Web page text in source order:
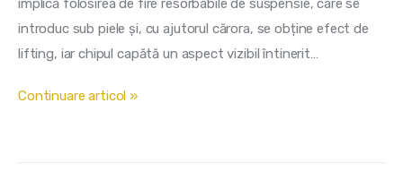
implică folosirea de fire resorbabile de suspensie, care se
introduc sub piele și, cu ajutorul cărora, se obține efect de
lifting, iar chipul capătă un aspect vizibil întinerit…
Continuare articol »